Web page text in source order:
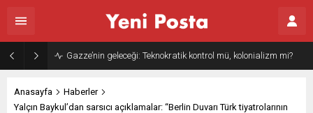
Gazze’nin geleceği: Teknokratik kontrol mü, kolonializm mi?
Anasayfa
Haberler
Yalçın Baykul’dan sarsıcı açıklamalar: “Berlin Duvarı Türk tiyatrolarının